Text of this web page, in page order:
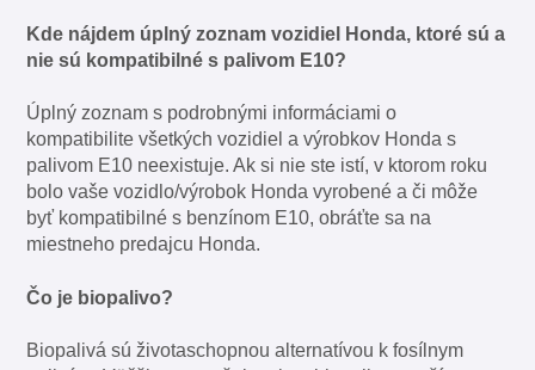
Kde nájdem úplný zoznam vozidiel Honda, ktoré sú a
nie sú kompatibilné s palivom E10?
Úplný zoznam s podrobnými informáciami o
kompatibilite všetkých vozidiel a výrobkov Honda s
palivom E10 neexistuje. Ak si nie ste istí, v ktorom roku
bolo vaše vozidlo/výrobok Honda vyrobené a či môže
byť kompatibilné s benzínom E10, obráťte sa na
miestneho predajcu Honda.
Čo je biopalivo?
Biopalivá sú životaschopnou alternatívou k fosílnym